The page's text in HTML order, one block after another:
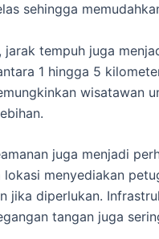
sehingga
jarak tempuh juga
1 hingga 5
wisatawan
juga menjadi
lokasi menyediakan
jika diperlukan.
tangan juga